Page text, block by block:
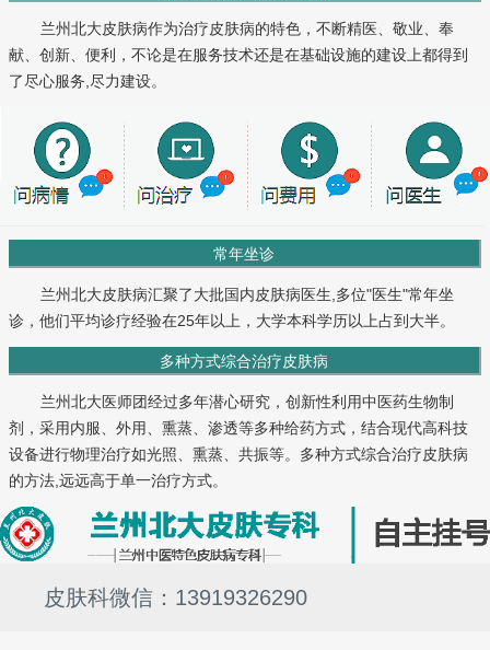
兰州北大皮肤病作为治疗皮肤病的特色，不断精医、敬业、奉
献、创新、便利，不论是在服务技术还是在基础设施的建设上都得到
了尽心服务,尽力建设。
常年坐诊
兰州北大皮肤病汇聚了大批国内皮肤病医生,多位"医生"常年坐
诊，他们平均诊疗经验在25年以上，大学本科学历以上占到大半。
多种方式综合治疗皮肤病
兰州北大医师团经过多年潜心研究，创新性利用中医药生物制
剂，采用内服、外用、熏蒸、渗透等多种给药方式，结合现代高科技
设备进行物理治疗如光照、熏蒸、共振等。多种方式综合治疗皮肤病
的方法,远远高于单一治疗方式。
皮肤科微信：13919326290